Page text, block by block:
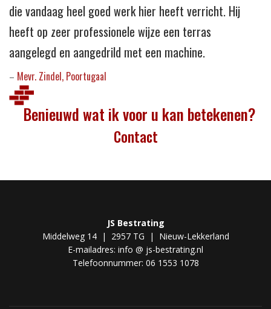
die vandaag heel goed werk hier heeft verricht. Hij
heeft op zeer professionele wijze een terras
aangelegd en aangedrild met een machine.
– Mevr. Zindel, Poortugaal
Benieuwd wat ik voor u kan betekenen?
Contact
JS Bestrating
Middelweg 14 | 2957 TG | Nieuw-Lekkerland
E-mailadres: info @ js-bestrating.nl
Telefoonnummer: 06 1553 1078